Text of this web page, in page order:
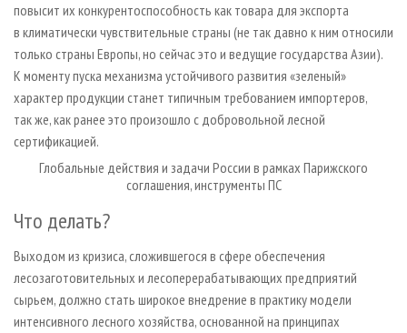
повысит их конкурентоспособность как товара для экспорта
в климатически чувствительные страны (не так давно к ним относили
только страны Европы, но сейчас это и ведущие государства Азии).
К моменту пуска механизма устойчивого развития «зеленый»
характер продукции станет типичным требованием импортеров,
так же, как ранее это произошло с добровольной лесной
сертификацией.
Глобальные действия и задачи России в рамках Парижского
соглашения, инструменты ПС
Что делать?
Выходом из кризиса, сложившегося в сфере обеспечения
лесозаготовительных и лесоперерабатывающих предприятий
сырьем, должно стать широкое внедрение в практику модели
интенсивного лесного хозяйства, основанной на принципах